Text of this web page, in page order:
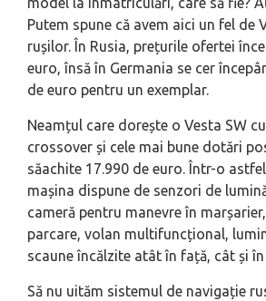
Putem spune că avem aici un fel de
rușilor. În Rusia, prețurile ofertei
euro, însă în Germania se cer
de euro pentru un exemplar.
Neamțul care dorește o Vesta SW
crossover și cele mai bune dotări
săachite 17.990 de euro. Într-o
mașina dispune de senzori de
cameră pentru manevre în
parcare, volan multifuncțional,
scaune încălzite atât în față, cât și
Să nu uităm sistemul de navigație